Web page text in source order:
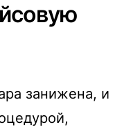
занижена, и